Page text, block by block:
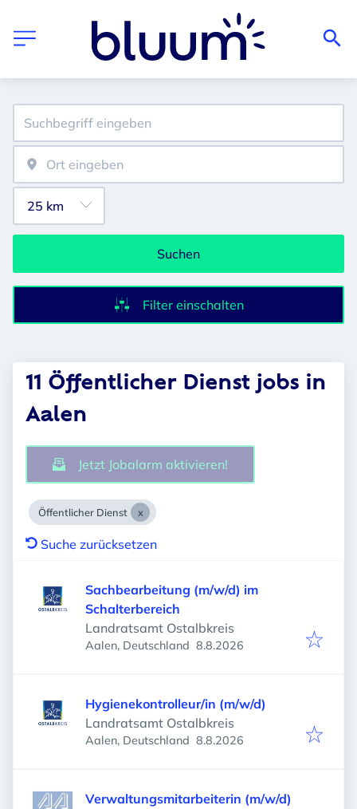
Suchen
Filter einschalten
11 Öffentlicher Dienst jobs in
Aalen
Jetzt Jobalarm aktivieren!
Öffentlicher Dienst
Suche zurücksetzen
Sachbearbeitung (m/w/d) im
Schalterbereich
Landratsamt Ostalbkreis
Aalen, Deutschland Veröffentlicht
8.8.2026
Hygienekontrolleur/in (m/w/d)
Landratsamt Ostalbkreis
Aalen, Deutschland Veröffentlicht
8.8.2026
Verwaltungsmitarbeiterin (m/w/d)